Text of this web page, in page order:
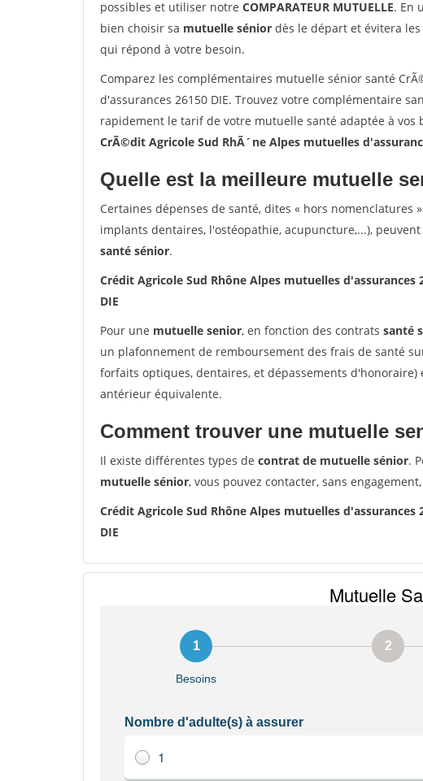
possibles et utiliser notre COMPARATEUR MUTUELLE. En
bien choisir sa mutuelle sénior dès le départ et évitera
qui répond à votre besoin.
Comparez les complémentaires mutuelle sénior santé
d'assurances 26150 DIE. Trouvez votre complémentaire
rapidement le tarif de votre mutuelle santé adaptée à vos
CrÃ©dit Agricole Sud RhÃ´ne Alpes mutuelles
Quelle est la meilleure mutuelle
Certaines dépenses de santé, dites « hors nomenclatures
implants dentaires, l'ostéopathie, acupuncture,...),
santé sénior.
Crédit Agricole Sud Rhône Alpes mutuelles d'assurances
DIE
Pour une mutuelle senior, en fonction des contrats santé
un plafonnement de remboursement des frais de santé
forfaits optiques, dentaires, et dépassements
antérieur équivalente.
Comment trouver une mutuelle
Il existe différentes types de contrat de mutuelle sénior.
mutuelle sénior, vous pouvez contacter, sans
Crédit Agricole Sud Rhône Alpes mutuelles d'assurances
DIE